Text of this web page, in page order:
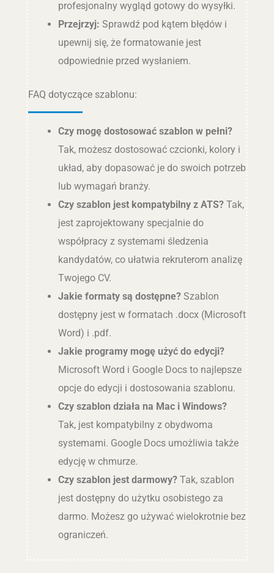
profesjonalny wygląd gotowy do wysyłki.
Przejrzyj: Sprawdź pod kątem błędów i
upewnij się, że formatowanie jest
odpowiednie przed wysłaniem.
FAQ dotyczące szablonu:
Czy mogę dostosować szablon w pełni?
Tak, możesz dostosować czcionki, kolory i
układ, aby dopasować je do swoich potrzeb
lub wymagań branży.
Czy szablon jest kompatybilny z ATS?Tak,
jest zaprojektowany specjalnie do
współpracy z systemami śledzenia
kandydatów, co ułatwia rekruterom analizę
Twojego CV.
Jakie formaty są dostępne?Szablon
dostępny jest w formatach .docx (Microsoft
Word) i .pdf.
Jakie programy mogę użyć do edycji?
Microsoft Word i Google Docs to najlepsze
opcje do edycji i dostosowania szablonu.
Czy szablon działa na Mac i Windows?
Tak, jest kompatybilny z obydwoma
systemami. Google Docs umożliwia także
edycję w chmurze.
Czy szablon jest darmowy?Tak, szablon
jest dostępny do użytku osobistego za
darmo. Możesz go używać wielokrotnie bez
ograniczeń.